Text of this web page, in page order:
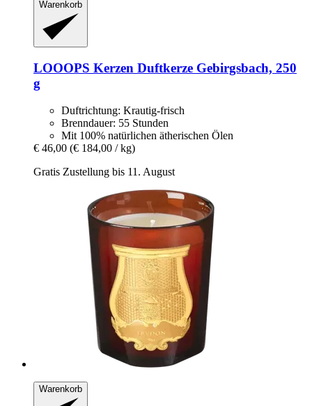
Warenkorb
LOOOPS Kerzen Duftkerze Gebirgsbach, 250
g
Duftrichtung: Krautig-frisch
Brenndauer: 55 Stunden
Mit 100% natürlichen ätherischen Ölen
€ 46,00 (€ 184,00 / kg)
Gratis Zustellung bis 11. August
Warenkorb